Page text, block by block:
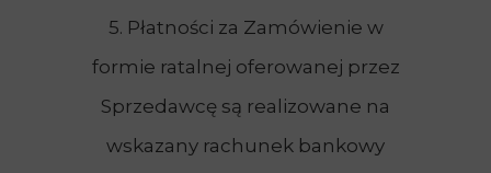
5. Płatności za Zamówienie w
formie ratalnej oferowanej przez
Sprzedawcę są realizowane na
wskazany rachunek bankowy